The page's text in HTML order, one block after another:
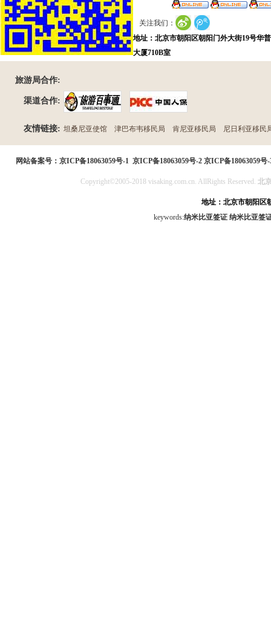
关注我们：
地址：北京市朝阳区朝阳门外大街19号华
大厦710B室
旅游局合作:
渠道合作:
友情链接: 坦桑尼亚使馆 津巴布韦移民局 肯尼亚移民局 尼日利亚移民
网站备案号： 京ICP备18063059号-1 京ICP备18063059号-2 京ICP备18063059号-
Copyright©2005-2018 visaking.com.cn. AllRights Reserved. 北
地址：北京市朝阳区
keywords:纳米比亚签证 纳米比亚签